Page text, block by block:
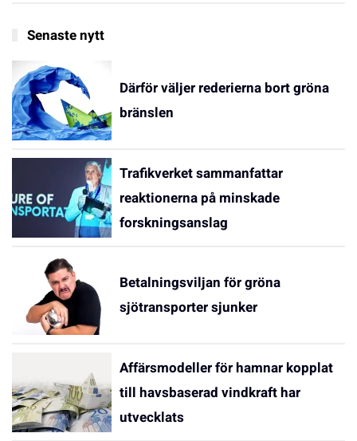
Senaste nytt
Därför väljer rederierna bort gröna
bränslen
Trafikverket sammanfattar
reaktionerna på minskade
forskningsanslag
Betalningsviljan för gröna
sjötransporter sjunker
Affärsmodeller för hamnar kopplat
till havsbaserad vindkraft har
utvecklats